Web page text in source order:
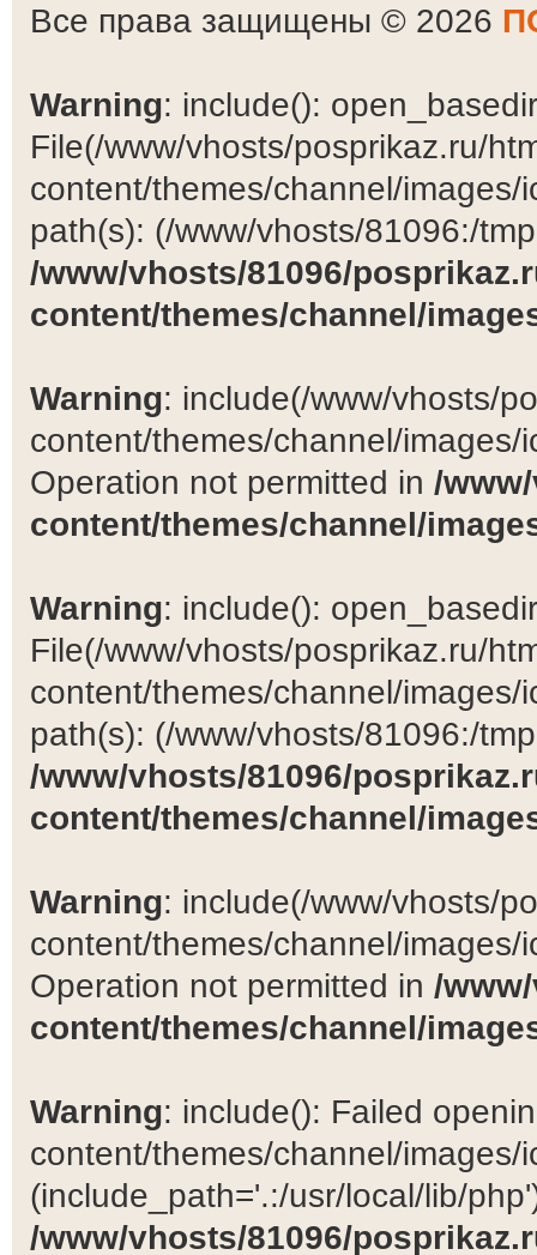
Все права защищены © 2026
Warning: include():
File(/www/vhosts/posprikaz.ru/
content/themes/channel/
path(s): (/www/vhosts/81096:/
/www/vhosts/81096/
content/themes/channel/
Warning: include(/www/vhosts/
content/themes/channel/
Operation not permitted in /
content/themes/channel/
Warning: include():
File(/www/vhosts/posprikaz.ru/
content/themes/channel/
path(s): (/www/vhosts/81096:/
/www/vhosts/81096/
content/themes/channel/
Warning: include(/www/vhosts/
content/themes/channel/
Operation not permitted in /
content/themes/channel/
Warning: include(): Failed
content/themes/channel/images/
(include_path='.:/usr/local/lib/
/www/vhosts/81096/